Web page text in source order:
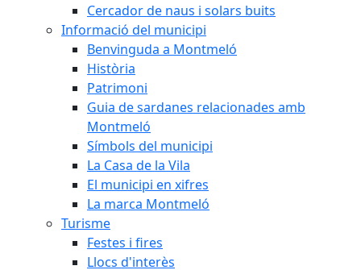
Cercador de naus i solars buits
Informació del municipi
Benvinguda a Montmeló
Història
Patrimoni
Guia de sardanes relacionades amb
Montmeló
Símbols del municipi
La Casa de la Vila
El municipi en xifres
La marca Montmeló
Turisme
Festes i fires
Llocs d'interès